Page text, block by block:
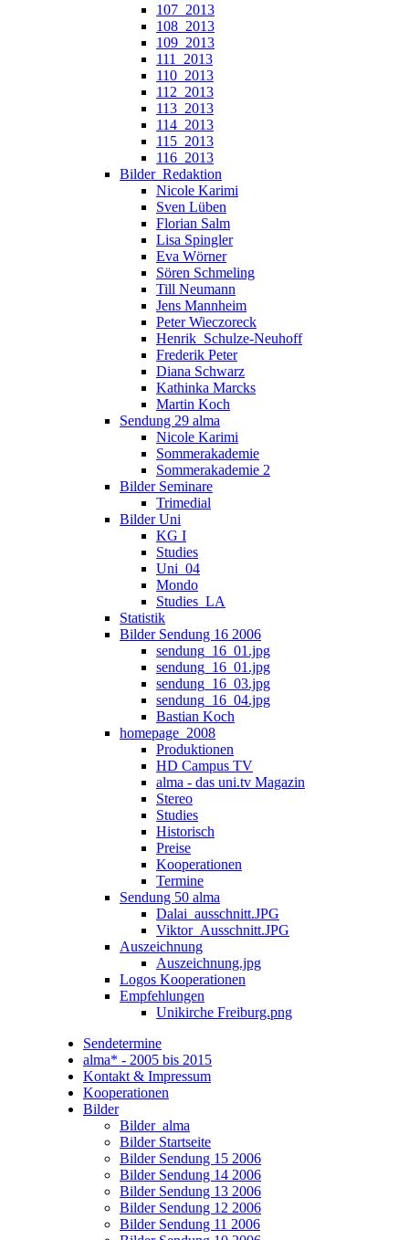
107_2013
108_2013
109_2013
111_2013
110_2013
112_2013
113_2013
114_2013
115_2013
116_2013
Bilder_Redaktion
Nicole Karimi
Sven Lüben
Florian Salm
Lisa Spingler
Eva Wörner
Sören Schmeling
Till Neumann
Jens Mannheim
Peter Wieczoreck
Henrik_Schulze-Neuhoff
Frederik Peter
Diana Schwarz
Kathinka Marcks
Martin Koch
Sendung 29 alma
Nicole Karimi
Sommerakademie
Sommerakademie 2
Bilder Seminare
Trimedial
Bilder Uni
KG I
Studies
Uni_04
Mondo
Studies_LA
Statistik
Bilder Sendung 16 2006
sendung_16_01.jpg
sendung_16_01.jpg
sendung_16_03.jpg
sendung_16_04.jpg
Bastian Koch
homepage_2008
Produktionen
HD Campus TV
alma - das uni.tv Magazin
Stereo
Studies
Historisch
Preise
Kooperationen
Termine
Sendung 50 alma
Dalai_ausschnitt.JPG
Viktor_Ausschnitt.JPG
Auszeichnung
Auszeichnung.jpg
Logos Kooperationen
Empfehlungen
Unikirche Freiburg.png
Sendetermine
alma* - 2005 bis 2015
Kontakt & Impressum
Kooperationen
Bilder
Bilder_alma
Bilder Startseite
Bilder Sendung 15 2006
Bilder Sendung 14 2006
Bilder Sendung 13 2006
Bilder Sendung 12 2006
Bilder Sendung 11 2006